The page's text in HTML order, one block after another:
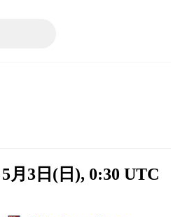
月3日(日), 0:30 UTC